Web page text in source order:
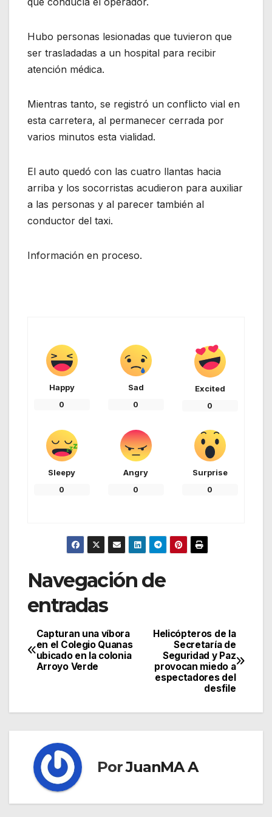
Hubo personas lesionadas que tuvieron que
ser trasladadas a un hospital para recibir
atención médica.
Mientras tanto, se registró un conflicto vial en
esta carretera, al permanecer cerrada por
varios minutos esta vialidad.
El auto quedó con las cuatro llantas hacia
arriba y los socorristas acudieron para auxiliar
a las personas y al parecer también al
conductor del taxi.
Información en proceso.
Happy
0
Sad
0
Excited
0
Sleepy
0
Angry
0
Surprise
0
Navegación de
entradas
Helicópteros de la
Secretaría de
Seguridad y Paz
provocan miedo a
espectadores del
desfile
Capturan una víbora
en el Colegio Quanas
ubicado en la colonia
Arroyo Verde
PorJuanMA A